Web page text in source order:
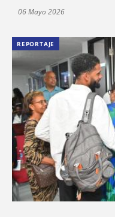
06 Mayo 2026
REPORTAJE